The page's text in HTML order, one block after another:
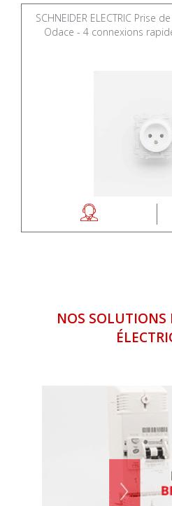
SCHNEIDER ELECTRIC Prise
Odace - 4 connexions
NOS SOLUTIONS